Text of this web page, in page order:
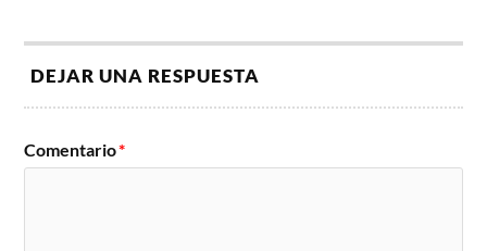
DEJAR UNA RESPUESTA
Comentario*